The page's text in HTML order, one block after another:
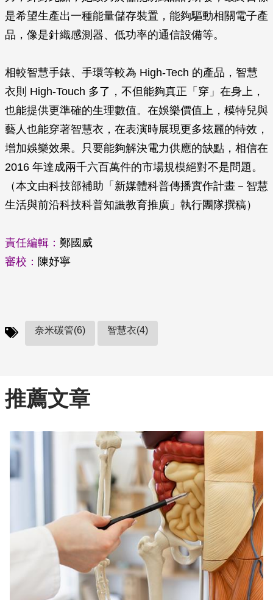
是希望生產出一種能量儲存裝置，能夠驅動相關電子產
品，像是針織感測器、低功率的通信設備等。
相較智慧手錶、手環等較為 High-Tech 的產品，智慧
衣則 High-Touch 多了，不但能夠真正「穿」在身上，
也能提供更準確的生理數值。在娛樂價值上，模特兒與
藝人也能穿著智慧衣，在表演時展現更多炫麗的特效，
增加娛樂效果。只要能夠解決電力供應的缺點，相信在
2016 年達成兩千六百萬件的市場規模絕對不是問題。
（本文由科技部補助「新媒體科普傳播實作計畫－智慧
生活與前沿科技科普知識教育推廣」執行團隊撰稿）
責任編輯： 鄭國威
審校： 陳妤寧
奈米碳管(6) 智慧衣(4)
推薦文章